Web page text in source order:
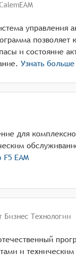
управления
позволяет
и состояние
Узнать
для
F5 EAM
Бизнес Технологии
и